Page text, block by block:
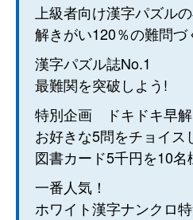
上級者向け漢字パズル
解きがい120％の難問づ
漢字パズル誌No.1
最難関を突破しよう!
特別企画 ドキドキ早解
お好きな5問をチョイス
図書カード5千円を10名
一番人気！
ホワイト漢字ナンクロ